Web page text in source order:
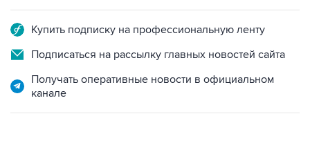
Купить подписку на профессиональную ленту
Подписаться на рассылку главных новостей сайта
Получать оперативные новости в официальном
канале